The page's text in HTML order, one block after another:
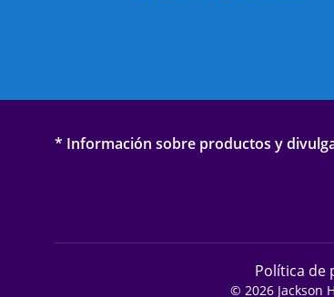
* Información sobre productos y
Política de
© 2026 Jackson